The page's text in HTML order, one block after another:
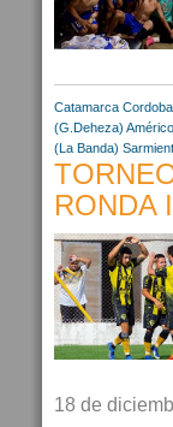
Catamarca Cordoba
(G.Deheza)
(La Banda)
RONDA
18 de